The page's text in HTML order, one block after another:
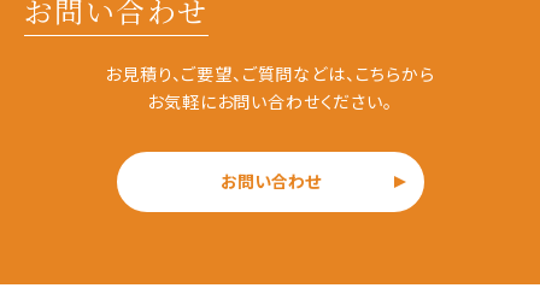
お問い合わせ
お見積り、ご要望、ご質問などは、こちらから
お気軽にお問い合わせください。
お問い合わせ